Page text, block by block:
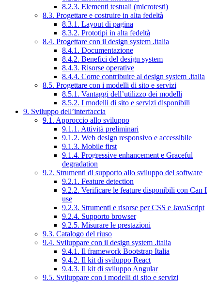
8.2.3. Elementi testuali (microtesti)
8.3. Progettare e costruire in alta fedeltà
8.3.1. Layout di pagina
8.3.2. Prototipi in alta fedeltà
8.4. Progettare con il design system .italia
8.4.1. Documentazione
8.4.2. Benefici del design system
8.4.3. Risorse operative
8.4.4. Come contribuire al design system .italia
8.5. Progettare con i modelli di sito e servizi
8.5.1. Vantaggi dell’utilizzo dei modelli
8.5.2. I modelli di sito e servizi disponibili
9. Sviluppo dell’interfaccia
9.1. Approccio allo sviluppo
9.1.1. Attività preliminari
9.1.2. Web design responsivo e accessibile
9.1.3. Mobile first
9.1.4. Progressive enhancement e Graceful
degradation
9.2. Strumenti di supporto allo sviluppo del software
9.2.1. Feature detection
9.2.2. Verificare le feature disponibili con Can I
use
9.2.3. Strumenti e risorse per CSS e JavaScript
9.2.4. Supporto browser
9.2.5. Misurare le prestazioni
9.3. Catalogo del riuso
9.4. Sviluppare con il design system .italia
9.4.1. Il framework Bootstrap Italia
9.4.2. Il kit di sviluppo React
9.4.3. Il kit di sviluppo Angular
9.5. Sviluppare con i modelli di sito e servizi